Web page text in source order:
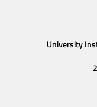
University